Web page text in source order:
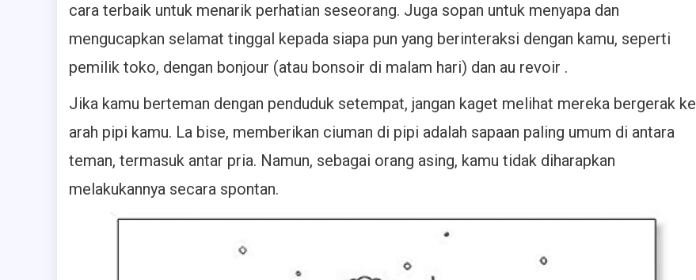
cara terbaik untuk menarik perhatian seseorang. Juga sopan untuk menyapa dan
mengucapkan selamat tinggal kepada siapa pun yang berinteraksi dengan kamu, seperti
pemilik toko, dengan bonjour (atau bonsoir di malam hari) dan au revoir .
Jika kamu berteman dengan penduduk setempat, jangan kaget melihat mereka bergerak ke
arah pipi kamu. La bise, memberikan ciuman di pipi adalah sapaan paling umum di antara
teman, termasuk antar pria. Namun, sebagai orang asing, kamu tidak diharapkan
melakukannya secara spontan.